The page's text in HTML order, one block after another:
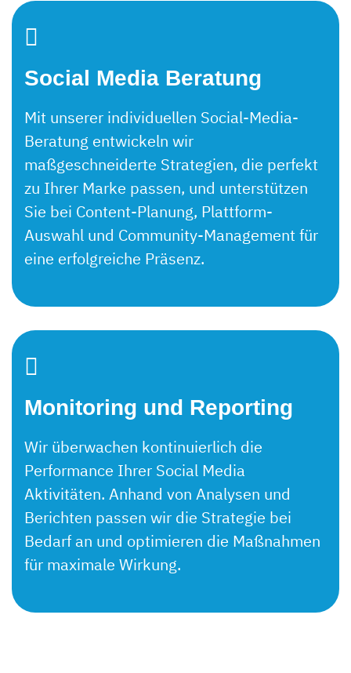
Social Media Beratung
Mit unserer individuellen Social-Media-
Beratung entwickeln wir
maßgeschneiderte Strategien, die perfekt
zu Ihrer Marke passen, und unterstützen
Sie bei Content-Planung, Plattform-
Auswahl und Community-Management für
eine erfolgreiche Präsenz.
Monitoring und Reporting
Wir überwachen kontinuierlich die
Performance Ihrer Social Media
Aktivitäten. Anhand von Analysen und
Berichten passen wir die Strategie bei
Bedarf an und optimieren die Maßnahmen
für maximale Wirkung.